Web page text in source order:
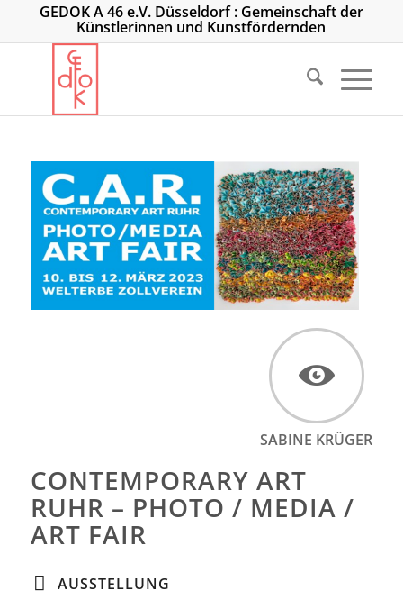
GEDOK A 46 e.V. Düsseldorf : Gemeinschaft der
Künstlerinnen und Kunstfördernden
SABINE KRÜGER
CONTEMPORARY ART
RUHR – PHOTO / MEDIA /
ART FAIR
AUSSTELLUNG